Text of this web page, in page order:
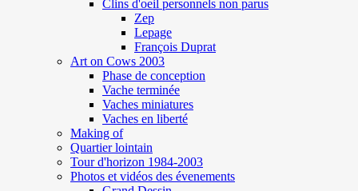
Clins d'oeil personnels non parus
Zep
Lepage
François Duprat
Art on Cows 2003
Phase de conception
Vache terminée
Vaches miniatures
Vaches en liberté
Making of
Quartier lointain
Tour d'horizon 1984-2003
Photos et vidéos des évenements